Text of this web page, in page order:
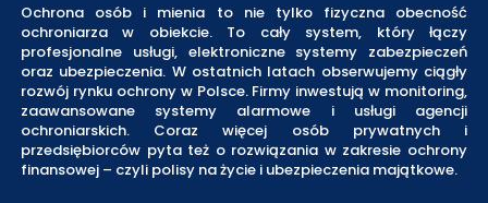
Ochrona osób i mienia to nie tylko fizyczna obecność
ochroniarza w obiekcie. To cały system, który łączy
profesjonalne usługi, elektroniczne systemy zabezpieczeń
oraz ubezpieczenia. W ostatnich latach obserwujemy ciągły
rozwój rynku ochrony w Polsce. Firmy inwestują w monitoring,
zaawansowane systemy alarmowe i usługi agencji
ochroniarskich. Coraz więcej osób prywatnych i
przedsiębiorców pyta też o rozwiązania w zakresie ochrony
finansowej – czyli polisy na życie i ubezpieczenia majątkowe.